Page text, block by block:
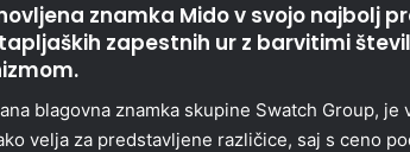
znamka Mido v svojo najbolj
zapestnih ur z barvitimi
blagovna znamka skupine Swatch Group,
velja za predstavljene različice, saj s ceno